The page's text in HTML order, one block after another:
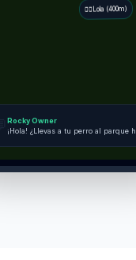
🐕‍🦺Lola (400m)
Rocky Owner
¡Hola! ¿Llevas a tu perro al parque